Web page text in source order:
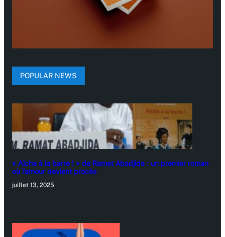
POPULAR NEWS
« Aïcha à la barre ! » de Ramat Abadjida : un premier roman
où l’amour devient procès
juillet 13, 2025